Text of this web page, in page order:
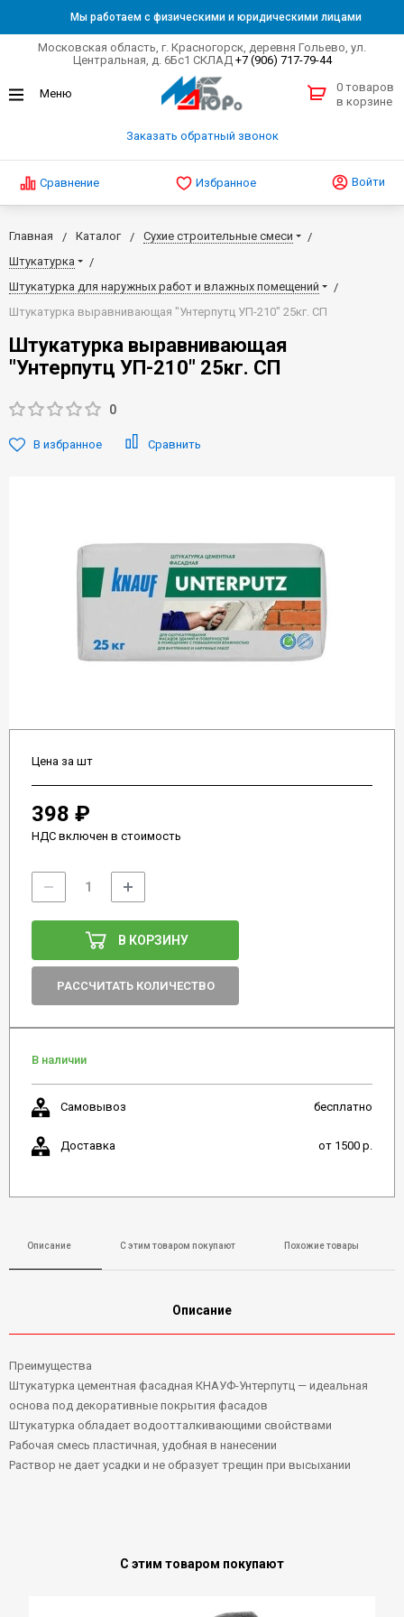
Мы работаем с физическими и юридическими лицами
Московская область, г. Красногорск, деревня Гольево, ул.
Центральная, д. 6Бс1 СКЛАД +7 (906) 717-79-44
Заказать обратный звонок
0 товаров
в корзине
Сравнение Избранное Войти
Главная Каталог
Сухие строительные смеси
Штукатурка
Штукатурка для наружных работ и влажных помещений
Штукатурка выравнивающая "Унтерпутц УП-210" 25кг. СП
Штукатурка выравнивающая
"Унтерпутц УП-210" 25кг. СП
0
В избранное Сравнить
Цена за шт
398 ₽
НДС включен в стоимость
В КОРЗИНУ
РАССЧИТАТЬ КОЛИЧЕСТВО
В наличии
Самовывоз бесплатно
Доставка от 1500 р.
Описание С этим товаром покупают Похожие товары
Описание
Преимущества
Штукатурка цементная фасадная КНАУФ-Унтерпутц — идеальная
основа под декоративные покрытия фасадов
Штукатурка обладает водоотталкивающими свойствами
Рабочая смесь пластичная, удобная в нанесении
Раствор не дает усадки и не образует трещин при высыхании
С этим товаром покупают